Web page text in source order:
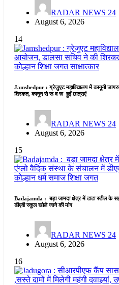
RADAR NEWS 24
August 6, 2026
14
कोल्हानशिक्षा जगतसाक्षात्कार
Jamshedpur : ग्रेजुएट महाविद्यालय में कानूनी
शिरकत, कानून से रू व रू हुईं छात्राएं
RADAR NEWS 24
August 6, 2026
15
कोल्हानधर्म समाजशिक्षा जगत
Badajamda : बड़ा जामदा क्षेत्र में टाटा स्टील के
डीएवी स्कूल खोले जाने की मांग
RADAR NEWS 24
August 6, 2026
16